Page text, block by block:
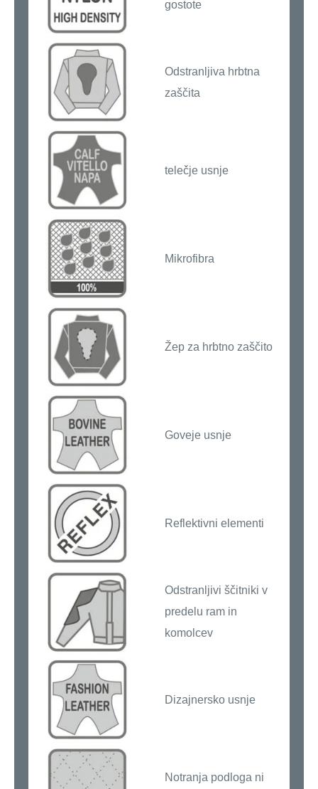
gostote
Odstranljiva hrbtna
zaščita
telečje usnje
Mikrofibra
Žep za hrbtno zaščito
Goveje usnje
Reflektivni elementi
Odstranljivi ščitniki v
predelu ram in
komolcev
Dizajnersko usnje
Notranja podloga ni